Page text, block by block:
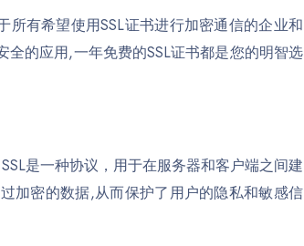
有希望使用SSL证书进行加密通信的企业和
的应用,一年免费的SSL证书都是您的明智选
是一种协议，用于在服务器和客户端之间建
加密的数据,从而保护了用户的隐私和敏感信